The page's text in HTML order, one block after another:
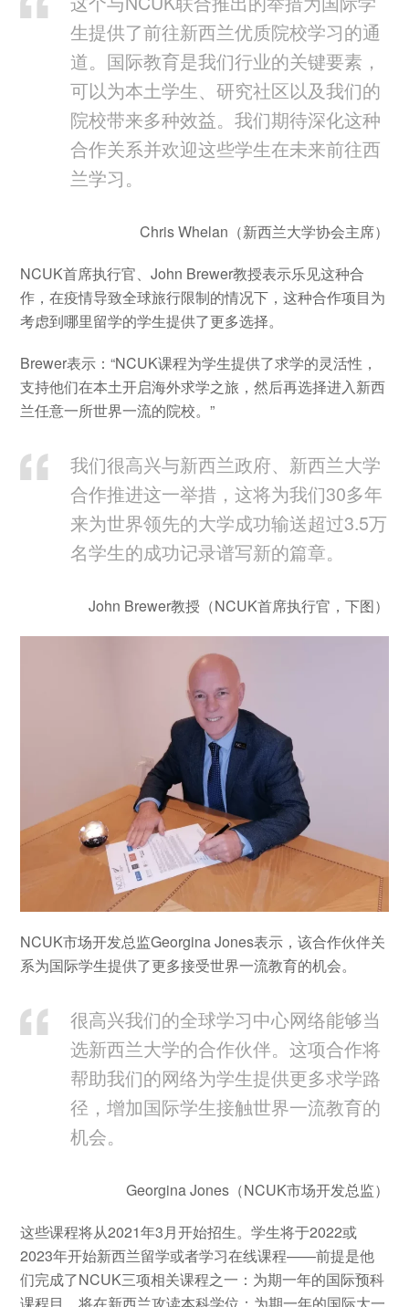
生提供了前往新西兰优质院校学习的通
道。国际教育是我们行业的关键要素，
可以为本土学生、研究社区以及我们的
院校带来多种效益。我们期待深化这种
合作关系并欢迎这些学生在未来前往西
兰学习。
Chris Whelan（新西兰大学协会主席）
NCUK首席执行官、John Brewer教授表示乐见这种合
作，在疫情导致全球旅行限制的情况下，这种合作项目为
考虑到哪里留学的学生提供了更多选择。
Brewer表示：“NCUK课程为学生提供了求学的灵活性，
支持他们在本土开启海外求学之旅，然后再选择进入新西
兰任意一所世界一流的院校。”
我们很高兴与新西兰政府、新西兰大学
合作推进这一举措，这将为我们30多年
来为世界领先的大学成功输送超过3.5万
名学生的成功记录谱写新的篇章。
John Brewer教授（NCUK首席执行官，下图）
NCUK市场开发总监Georgina Jones表示，该合作伙伴关
系为国际学生提供了更多接受世界一流教育的机会。
很高兴我们的全球学习中心网络能够当
选新西兰大学的合作伙伴。这项合作将
帮助我们的网络为学生提供更多求学路
径，增加国际学生接触世界一流教育的
机会。
Georgina Jones（NCUK市场开发总监）
这些课程将从2021年3月开始招生。学生将于2022或
2023年开始新西兰留学或者学习在线课程——前提是他
们完成了NCUK三项相关课程之一：为期一年的国际预科